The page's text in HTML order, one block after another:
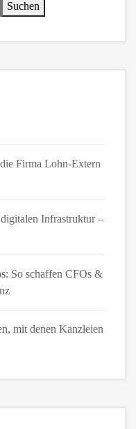
Suchen
Firma Lohn-Extern
Infrastruktur –
So schaffen CFOs &
mit denen Kanzleien